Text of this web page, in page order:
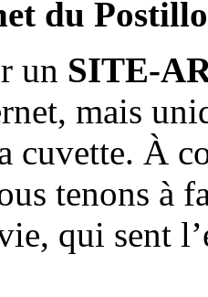
du
un SITE-
mais
cuvette. À
tenons à
qui sent